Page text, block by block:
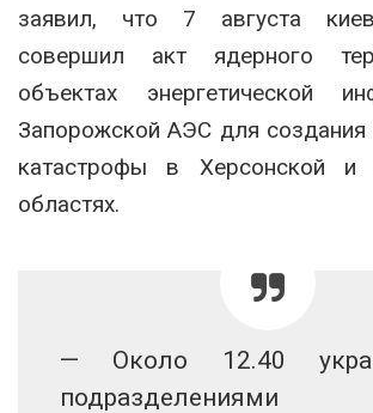
заявил, что 7 августа
совершил акт ядерного
объектах энергетической
Запорожской АЭС для создания
катастрофы в Херсонской и
областях.
— Около 12.40